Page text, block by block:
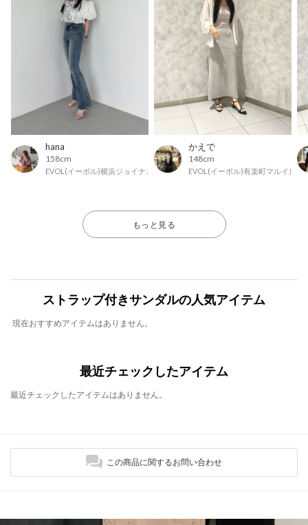
hana
158cm
EVOL(イーボル)横浜ジョイナス店
かえで
148cm
EVOL(イーボル)有楽町マルイ店
もっと見る
ストラップ付きサンダルの人気アイテム
現在おすすめアイテムはありません。
最近チェックしたアイテム
最近チェックしたアイテムはありません。
この商品に関するお問い合わせ